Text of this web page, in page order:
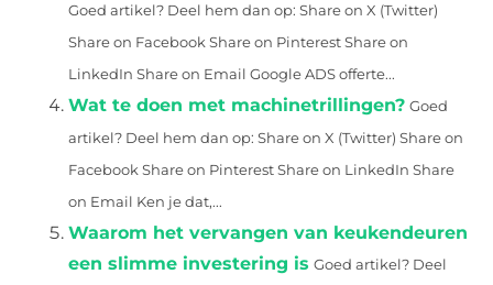
Goed artikel? Deel hem dan op: Share on X (Twitter)
Share on Facebook Share on Pinterest Share on
LinkedIn Share on Email Google ADS offerte...
Wat te doen met machinetrillingen? Goed
artikel? Deel hem dan op: Share on X (Twitter) Share on
Facebook Share on Pinterest Share on LinkedIn Share
on Email Ken je dat,...
Waarom het vervangen van keukendeuren
een slimme investering is Goed artikel? Deel